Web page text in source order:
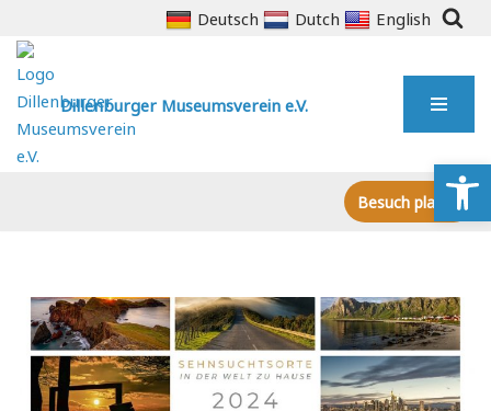
Zum
Inhalt
springen
Deutsch Dutch English
Dillenburger Museumsverein e.V.
Besuch planen